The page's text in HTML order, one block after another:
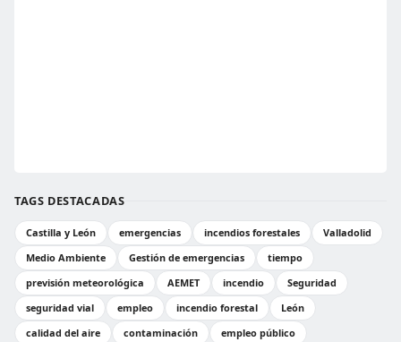
TAGS DESTACADAS
Castilla y León emergencias incendios forestales
Valladolid
Medio Ambiente
Gestión de emergencias
tiempo
previsión meteorológica
AEMET incendio
Seguridad
seguridad vial
empleo incendio forestal
León
calidad del aire
contaminación
empleo público